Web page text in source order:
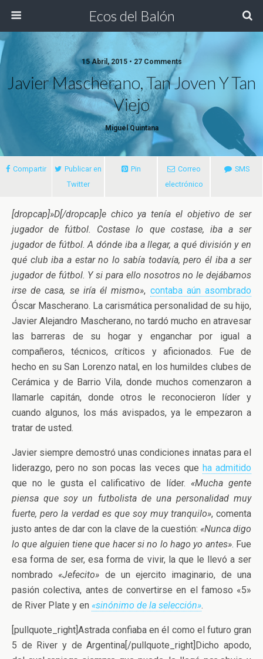
Ecos del Balón
15 Abril, 2015 • 27 Comments
Javier Mascherano, Tan Joven Y Tan
Viejo
Miguel Quintana
Compartir
Publicar en
Twitter
Pin
Correo
electrónico
SMS
[dropcap]»D[/dropcap]e chico ya tenía el objetivo de ser
jugador de fútbol. Costase lo que costase, iba a ser
jugador de fútbol. A dónde iba a llegar, a qué división y en
qué club iba a estar no lo sabía todavía, pero él ibaa ser
jugador de fútbol. Y si para ello nosotros no le dejábamos
irse de casa, se iría él mismo», contaba aún asombrado
Óscar Mascherano. La carismática personalidad de su hijo,
Javier Alejandro Mascherano, no tardó mucho en atravesar
las barreras de su hogar y enganchar por igual a
compañeros, técnicos, críticos y aficionados. Fue de
hecho en su San Lorenzo natal, en los humildes clubes de
Cerámica y de Barrio Vila, donde muchos comenzaron a
llamarle capitán, donde otros le reconocieron líder y
cuando algunos, los más avispados, ya le empezaron a
tratar de usted.
Javier siempre demostró unas condiciones innatas para el
liderazgo, pero no son pocas las veces que ha admitido
que no le gusta el calificativo de líder. «Mucha gente
piensa que soy un futbolista de una personalidad muy
fuerte, pero la verdad es que soy muy tranquilo», comenta
justo antes de dar con la clave de la cuestión: «Nunca digo
lo que alguien tiene que hacer si no lo hago yo antes». Fue
esa forma de ser, esa forma de vivir, la que le llevó a ser
nombrado «Jefecito» de un ejercito imaginario, de una
pasión colectiva, antes de convertirse en el famoso «5»
de River Plate y en «sinónimo de la selección».
[pullquote_right]Astrada confiaba en él como el futuro gran
5 de River y de Argentina[/pullquote_right]Dicho apodo,